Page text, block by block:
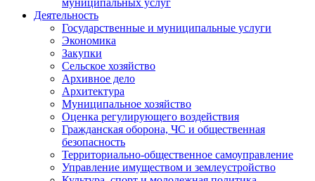
муниципальных услуг
Деятельность
Государственные и муниципальные услуги
Экономика
Закупки
Сельское хозяйство
Архивное дело
Архитектура
Муниципальное хозяйство
Оценка регулирующего воздействия
Гражданская оборона, ЧС и общественная
безопасность
Территориально-общественное самоуправление
Управление имуществом и землеустройство